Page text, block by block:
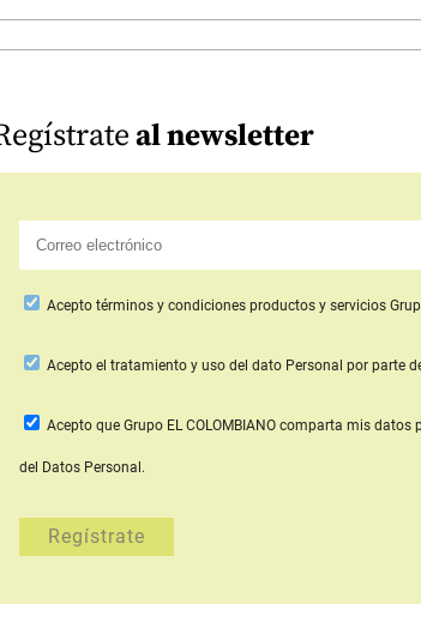
al newsletter
Acepto términos y condiciones productos y servicios
Aceptoel tratamiento y uso del dato Personal por parte
Acepto que Grupo EL COLOMBIANO comparta mis datos
del Datos Personal.